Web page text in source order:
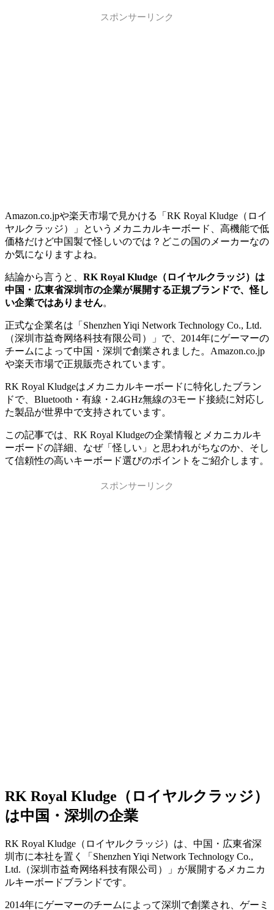
スポンサーリンク
Amazon.co.jpや楽天市場で見かける「RK Royal Kludge（ロイ
ヤルクラッジ）」というメカニカルキーボード、高機能で低
価格だけど中国製で怪しいのでは？どこの国のメーカーなの
か気になりますよね。
結論から言うと、 RK Royal Kludge（ロイヤルクラッジ）は
中国・広東省深圳市の企業が展開する正規ブランドで、怪し
い企業ではありません。
正式な企業名は「Shenzhen Yiqi Network Technology Co., Ltd.
（深圳市益奇网络科技有限公司）」で、2014年にゲーマーの
チームによって中国・深圳で創業されました。Amazon.co.jp
や楽天市場で正規販売されています。
RK Royal Kludgeはメカニカルキーボードに特化したブラン
ドで、Bluetooth・有線・2.4GHz無線の3モード接続に対応し
た製品が世界中で支持されています。
この記事では、RK Royal Kludgeの企業情報とメカニカルキ
ーボードの詳細、なぜ「怪しい」と思われがちなのか、そし
て信頼性の高いキーボード選びのポイントをご紹介します。
スポンサーリンク
RK Royal Kludge（ロイヤルクラッジ）
は中国・深圳の企業
RK Royal Kludge（ロイヤルクラッジ）は、中国・広東省深
圳市に本社を置く「Shenzhen Yiqi Network Technology Co.,
Ltd.（深圳市益奇网络科技有限公司）」が展開するメカニカ
ルキーボードブランドです。
2014年にゲーマーのチームによって深圳で創業され、ゲーミ